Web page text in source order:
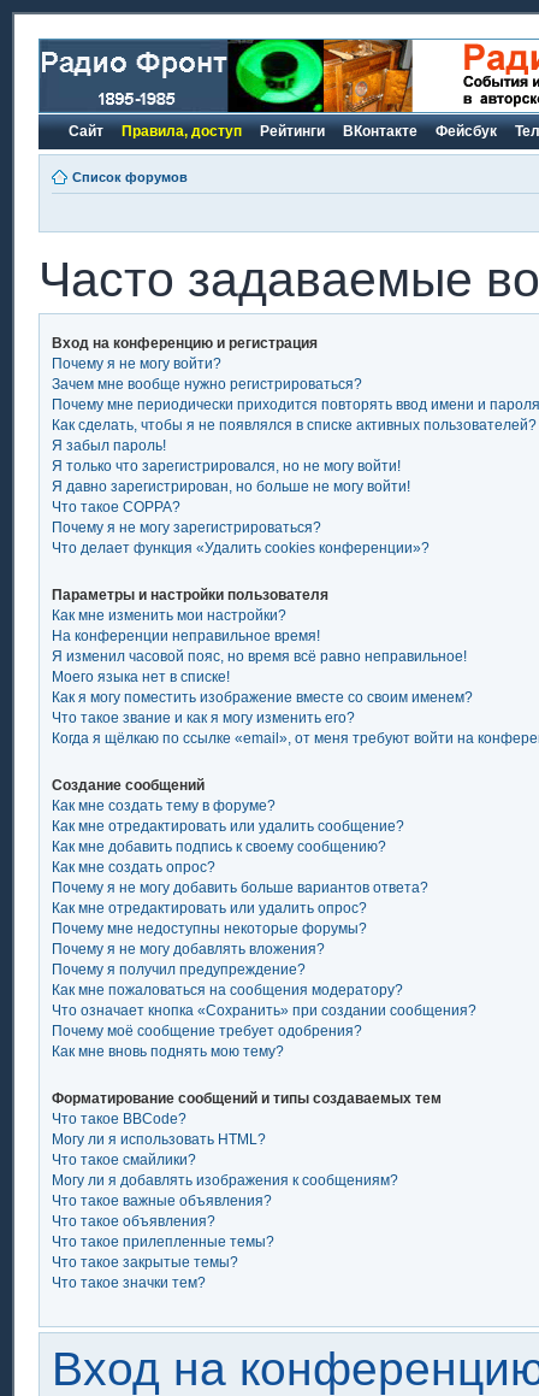
Сайт Правила, доступ Рейтинги ВКонтакте Фейсбук
Список форумов
Часто задаваемые
Вход на конференцию и регистрация
Почему я не могу войти?
Зачем мне вообще нужно регистрироваться?
Почему мне периодически приходится повторять ввод имени и
Как сделать, чтобы я не появлялся в списке активных пользователей?
Я забыл пароль!
Я только что зарегистрировался, но не могу войти!
Я давно зарегистрирован, но больше не могу войти!
Что такое COPPA?
Почему я не могу зарегистрироваться?
Что делает функция «Удалить cookies конференции»?
Параметры и настройки пользователя
Как мне изменить мои настройки?
На конференции неправильное время!
Я изменил часовой пояс, но время всё равно неправильное!
Моего языка нет в списке!
Как я могу поместить изображение вместе со своим именем?
Что такое звание и как я могу изменить его?
Когда я щёлкаю по ссылке «email», от меня требуют войти на
Создание сообщений
Как мне создать тему в форуме?
Как мне отредактировать или удалить сообщение?
Как мне добавить подпись к своему сообщению?
Как мне создать опрос?
Почему я не могу добавить больше вариантов ответа?
Как мне отредактировать или удалить опрос?
Почему мне недоступны некоторые форумы?
Почему я не могу добавлять вложения?
Почему я получил предупреждение?
Как мне пожаловаться на сообщения модератору?
Что означает кнопка «Сохранить» при создании сообщения?
Почему моё сообщение требует одобрения?
Как мне вновь поднять мою тему?
Форматирование сообщений и типы создаваемых тем
Что такое BBCode?
Могу ли я использовать HTML?
Что такое смайлики?
Могу ли я добавлять изображения к сообщениям?
Что такое важные объявления?
Что такое объявления?
Что такое прилепленные темы?
Что такое закрытые темы?
Что такое значки тем?
Вход на